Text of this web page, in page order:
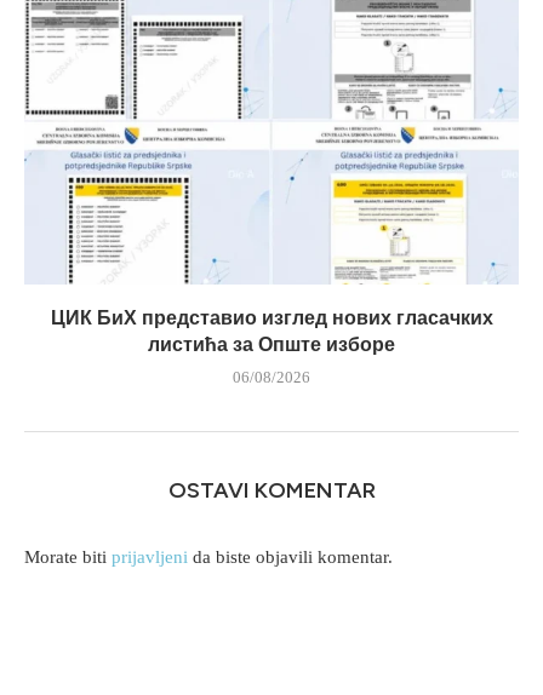
ЦИК БиХ представио изглед нових гласачких
листића за Опште изборе
06/08/2026
OSTAVI KOMENTAR
Morate biti prijavljeni da biste objavili komentar.